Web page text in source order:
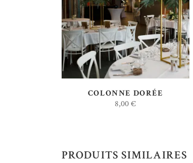
AJOUTER AU DEVIS
COLONNE DORÉE
8,00€
PRODUITS SIMILAIRES